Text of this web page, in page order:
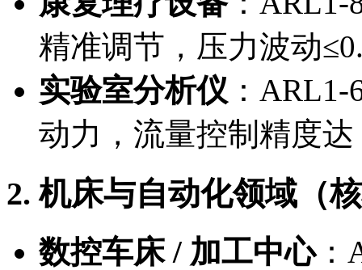
精准调节，压力波动
实验室分析仪 ：
动力，流量控制精度达
2. 机床与自动化领域（
数控车床 / 加工中心：